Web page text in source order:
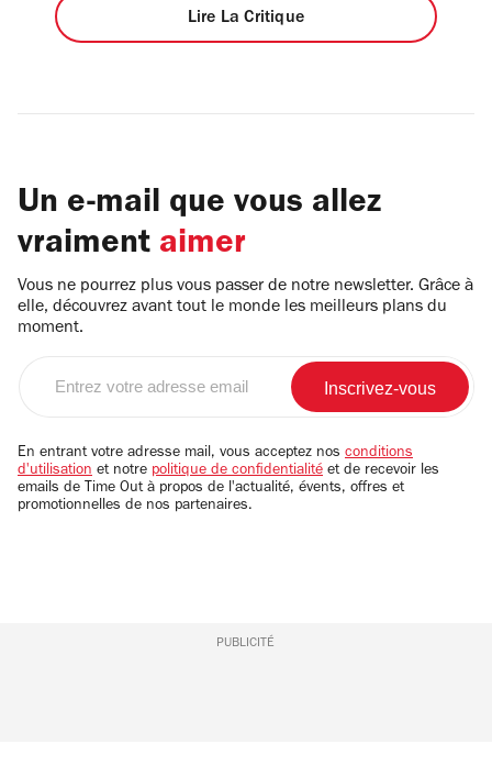
Lire La Critique
Un e-mail que vous allez
vraiment aimer
Vous ne pourrez plus vous passer de notre newsletter. Grâce à
elle, découvrez avant tout le monde les meilleurs plans du
moment.
email
En entrant votre adresse mail, vous acceptez nos conditions
d'utilisation et notre politique de confidentialité et de recevoir les
emails de Time Out à propos de l'actualité, évents, offres et
promotionnelles de nos partenaires.
PUBLICITÉ